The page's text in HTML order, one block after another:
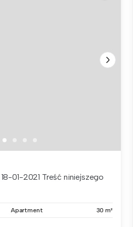
01-2021 Treść niniejszego
Apartment 30 m²